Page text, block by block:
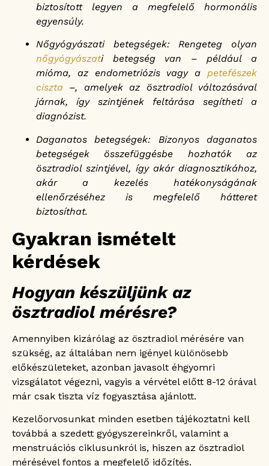
biztosított legyen a megfelelő hormonális
egyensúly.
Nőgyógyászati betegségek: Rengeteg olyan
nőgyógyászati betegség van – például a
mióma, az endometriózis vagy a petefészek
ciszta –, amelyek az ösztradiol változásával
járnak, így szintjének feltárása segítheti a
diagnózist.
Daganatos betegségek: Bizonyos daganatos
betegségek összefüggésbe hozhatók az
ösztradiol szintjével, így akár diagnosztikához,
akár a kezelés hatékonyságának
ellenőrzéséhez is megfelelő hátteret
biztosíthat.
Gyakran ismételt
kérdések
Hogyan készüljünk az
ösztradiol mérésre?
Amennyiben kizárólag az ösztradiol mérésére van
szükség, az általában nem igényel különösebb
előkészületeket, azonban javasolt éhgyomri
vizsgálatot végezni, vagyis a vérvétel előtt 8-12 órával
már csak tiszta víz fogyasztása ajánlott.
Kezelőorvosunkat minden esetben tájékoztatni kell
továbbá a szedett gyógyszereinkről, valamint a
menstruációs ciklusunkról is, hiszen az ösztradiol
mérésével fontos a megfelelő időzítés.